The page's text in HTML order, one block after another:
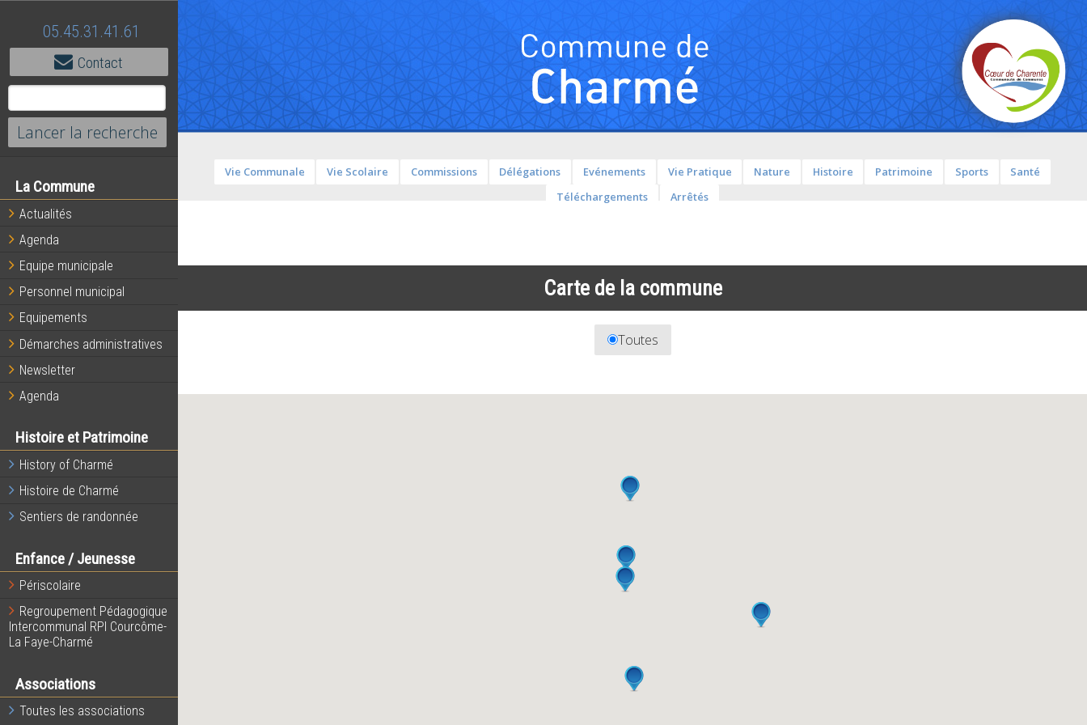
05.45.31.41.61
Contact
La Commune
Actualités
Agenda
Equipe municipale
Personnel municipal
Equipements
Démarches administratives
Newsletter
Agenda
Histoire et Patrimoine
History of Charmé
Histoire de Charmé
Sentiers de randonnée
Enfance / Jeunesse
Périscolaire
Regroupement Pédagogique
Intercommunal RPI Courcôme-
La Faye-Charmé
Associations
Toutes les associations
Vie Communale Vie Scolaire Commissions Délégations Evénements Vie Pratique Nature Histoire Patrimoine Sports
Santé
Téléchargements
Arrêtés
Carte de la commune
Toutes